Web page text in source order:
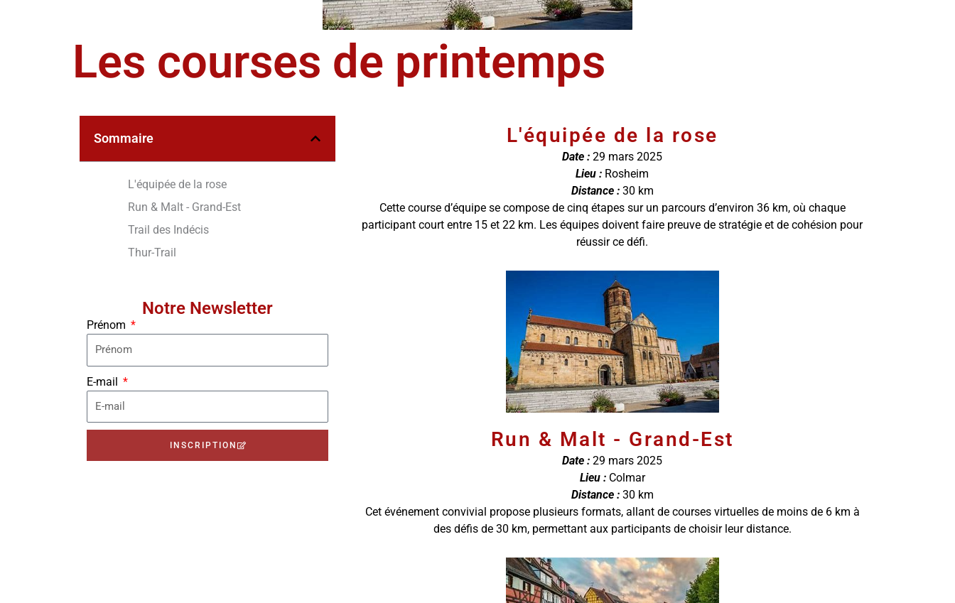
Les courses de printemps
Sommaire
L'équipée de la rose
Run & Malt - Grand-Est
Trail des Indécis
Thur-Trail
Notre Newsletter
Prénom
E-mail
INSCRIPTION
L'équipée de la rose
Date : 29 mars 2025
Lieu : Rosheim
Distance : 30 km
Cette course d’équipe se compose de cinq étapes sur un parcours d’environ 36 km, où chaque
participant court entre 15 et 22 km. Les équipes doivent faire preuve de stratégie et de cohésion pour
réussir ce défi.
Run & Malt - Grand-Est
Date : 29 mars 2025
Lieu : Colmar
Distance : 30 km
Cet événement convivial propose plusieurs formats, allant de courses virtuelles de moins de 6 km à
des défis de 30 km, permettant aux participants de choisir leur distance.